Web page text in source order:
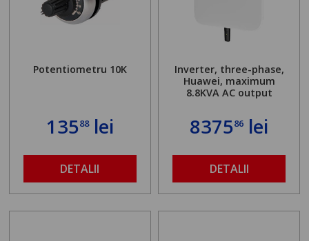
Potentiometru 10K
13588lei
DETALII
Inverter, three-phase,
Huawei, maximum
8.8KVA AC output
837586 lei
DETALII